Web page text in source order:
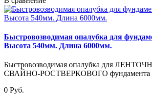
Быстровозводимая опалубка для
Высота 540мм. Длина 6000мм.
Быстровозводимая опалубка для
СВАЙНО-РОСТВЕРКОВОГО фундамента
0 Pуб.